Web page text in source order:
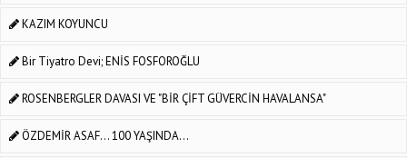
KAZIM KOYUNCU
Bir Tiyatro Devi; ENİS FOSFOROĞLU
ROSENBERGLER DAVASI VE "BİR ÇİFT GÜVERCİN HAVALANSA"
ÖZDEMİR ASAF... 100 YAŞINDA...